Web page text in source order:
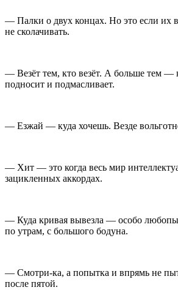
— Палки о двух концах. Но это если их
не сколачивать.
— Везёт тем, кто везёт. А больше тем —
подносит и подмасливает.
— Езжай — куда хочешь. Везде
— Хит — это когда весь мир
зацикленных аккордах.
— Куда кривая вывезла — особо
по утрам, с большого бодуна.
— Смотри-ка, а попытка и впрямь не
после пятой.